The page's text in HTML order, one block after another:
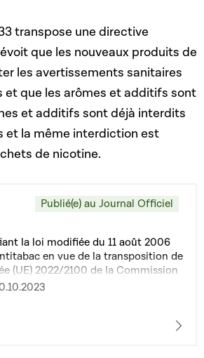
transpose une directive
que les nouveaux produits de
les avertissements sanitaires
et que les arômes et additifs sont
et additifs sont déjà interdits
et la même interdiction est
de nicotine.
Publié(e) au Journal Officiel
la loi modifiée du 11 août 2006
en vue de la transposition de
(UE) 2022/2100 de la Commission
la directive 2014/40/UE du